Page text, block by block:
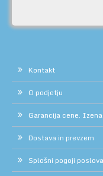
Kontakt
O podjetju
Garancija cene.
Dostava in prevzem
Splošni pogoji